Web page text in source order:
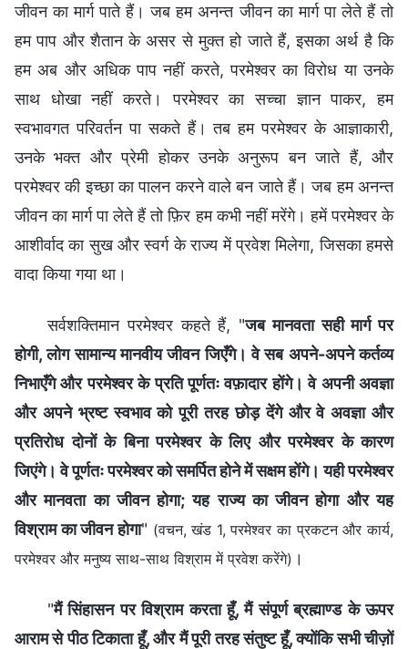
जीवन का मार्ग पाते हैं। जब हम अनन्‍त जीवन का मार्ग पा लेते हैं तो
हम पाप और शैतान के असर से मुक्‍त हो जाते हैं, इसका अर्थ है कि
हम अब और अधिक पाप नहीं करते, परमेश्‍वर का विरोध या उनके
साथ धोखा नहीं करते। परमेश्‍वर का सच्‍चा ज्ञान पाकर, हम
स्वभावगत परिवर्तन पा सकते हैं। तब हम परमेश्‍वर के आज्ञाकारी,
उनके भक्‍त और प्रेमी होकर उनके अनुरूप बन जाते हैं, और
परमेश्‍वर की इच्‍छा का पालन करने वाले बन जाते हैं। जब हम अनन्‍त
जीवन का मार्ग पा लेते हैं तो फ़िर हम कभी नहीं मरेंगे। हमें परमेश्‍वर के
आशीर्वाद का सुख और स्‍वर्ग के राज्य में प्रवेश मिलेगा, जिसका हमसे
वादा किया गया था।
सर्वशक्तिमान परमेश्वर कहते हैं, "जब मानवता सही मार्ग पर
होगी, लोग सामान्य मानवीय जीवन जिएँगे। वे सब अपने-अपने कर्तव्य
निभाएँगे और परमेश्वर के प्रति पूर्णतः वफ़ादार होंगे। वे अपनी अवज्ञा
और अपने भ्रष्ट स्वभाव को पूरी तरह छोड़ देंगे और वे अवज्ञा और
प्रतिरोध दोनों के बिना परमेश्वर के लिए और परमेश्वर के कारण
जिएंगे। वे पूर्णतः परमेश्वर को समर्पित होने में सक्षम होंगे। यही परमेश्वर
और मानवता का जीवन होगा; यह राज्य का जीवन होगा और यह
विश्राम का जीवन होगा" (वचन, खंड 1, परमेश्वर का प्रकटन और कार्य,
परमेश्वर और मनुष्य साथ-साथ विश्राम में प्रवेश करेंगे) ।
"मैं सिंहासन पर विश्राम करता हूँ, मैं संपूर्ण ब्रह्माण्ड के ऊपर
आराम से पीठ टिकाता हूँ, और मैं पूरी तरह संतुष्ट हूँ, क्योंकि सभी चीज़ों